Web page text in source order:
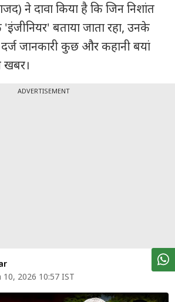
ने दावा किया है कि जिन निशांत
बताया जाता रहा, उनके
जानकारी कुछ और कहानी बयां
खबर।
ADVERTISEMENT
10, 2026 10:57 IST